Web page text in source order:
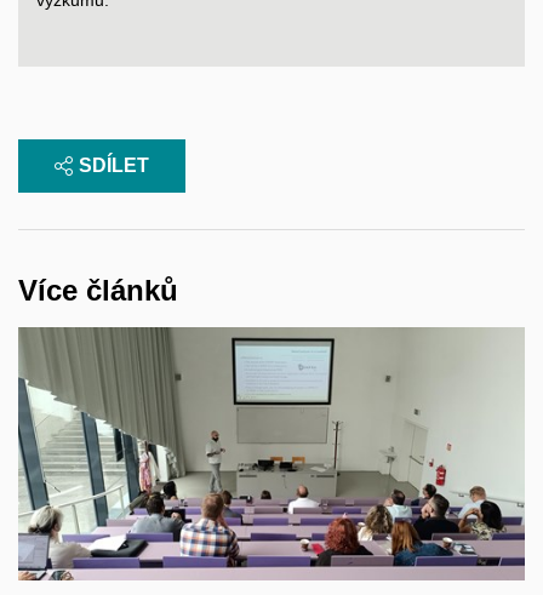
SDÍLET
Více článků